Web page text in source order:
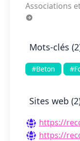
Associations
Mots-clés
#Beton
Sites web
https://
https://